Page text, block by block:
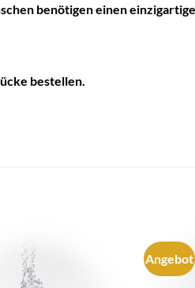
benötigen einen
bestellen.
Angebot